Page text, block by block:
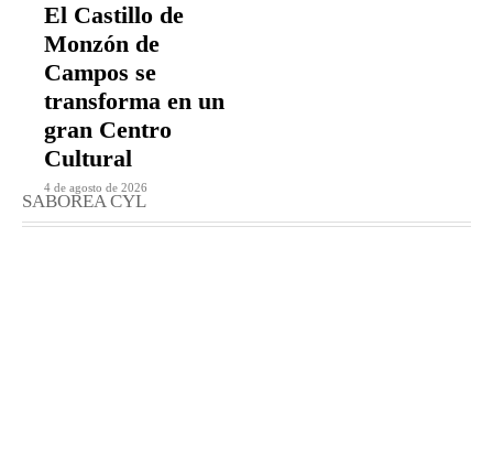
El Castillo de
Monzón de
Campos se
transforma en un
gran Centro
Cultural
4 de agosto de 2026
SABOREA CYL